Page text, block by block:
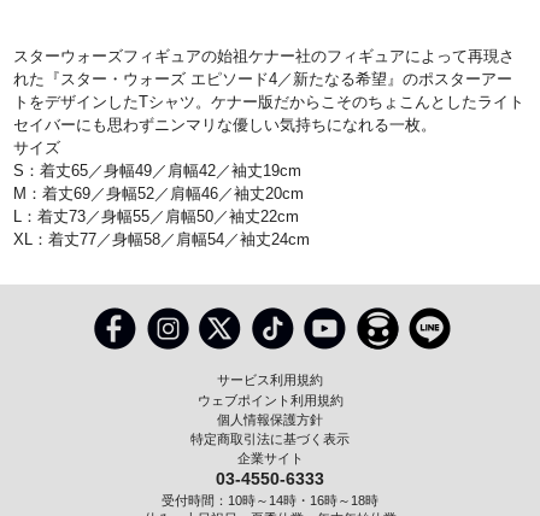
スターウォーズフィギュアの始祖ケナー社のフィギュアによって再現さ
れた『スター・ウォーズ エピソード4／新たなる希望』のポスターアー
トをデザインしたTシャツ。ケナー版だからこそのちょこんとしたライト
セイバーにも思わずニンマリな優しい気持ちになれる一枚。
サイズ
S：着丈65／身幅49／肩幅42／袖丈19cm
M：着丈69／身幅52／肩幅46／袖丈20cm
L：着丈73／身幅55／肩幅50／袖丈22cm
XL：着丈77／身幅58／肩幅54／袖丈24cm
サービス利用規約
ウェブポイント利用規約
個人情報保護方針
特定商取引法に基づく表示
企業サイト
03-4550-6333
受付時間：10時～14時・16時～18時